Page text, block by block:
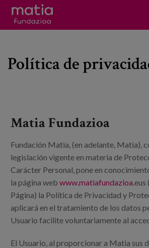
Servicios
Blog
Prensa
Trabaja con nosotros
Política de
Matia Fundazioa
Fundación Matia, (en adelante, Matia),
legislación vigente en materia de
Carácter Personal, pone en
la página webwww.matiafundazioa.eus
Página) la Política de Privacidad y
aplicará en el tratamiento de los datos
Usuario facilite voluntariamente al
El Usuario, al proporcionar a Matia sus